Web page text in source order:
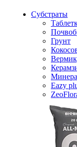
Субстраты
Грунт
Eazy